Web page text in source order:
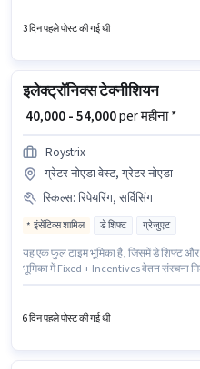
Ashtech Industries में मैन्युफैक्चरिंग श्रेणी
3 दिन पहले पोस्ट की गई थी
इलेक्ट्रॉनिक्स टेक्नीशियन
₹ 40,000 - 54,000per महीना *
Roystrix
ग्रेटर नोएडा वेस्ट, ग्रेटर नोएडा
स्किल्स: रिपेयरिंग, सर्विसिंग
इंसेंटिव्स शामिल डे शिफ्ट ग्रेजुएट
यह एक फुल टाइम भूमिका है, जिसमें डे शिफ्ट
भूमिका में Fixed + Incentives वेतन संरचना
डिग्री या सर्टिफिकेट होना चाहिए। इस भूमिका
6 दिन पहले पोस्ट की गई थी